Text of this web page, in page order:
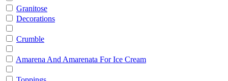
Granitose
Decorations
Crumble
Amarena And Amarenata For Ice Cream